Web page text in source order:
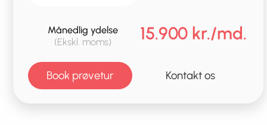
Månedlig ydelse
(Ekskl. moms)
15.900 kr./md.
Book prøvetur Kontakt os